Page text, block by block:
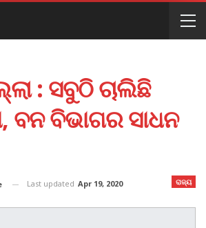
: ସବୁଠି ଚାଲିଛି
ବନ ବିଭାଗର ସାଧନ
ରାଜ୍ୟ
Last updated Apr 19, 2020